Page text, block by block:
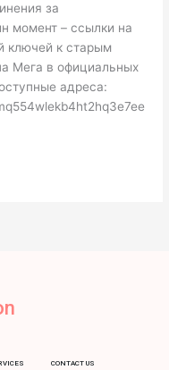
за
момент – ссылки на
ключей к старым
Мега в официальных
адреса:
CONTACT US